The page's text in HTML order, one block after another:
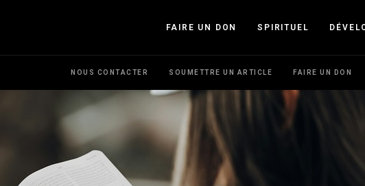
FAIRE UN DON SPIRITUEL
NOUS CONTACTER SOUMETTRE UN ARTICLE FAIRE UN DON